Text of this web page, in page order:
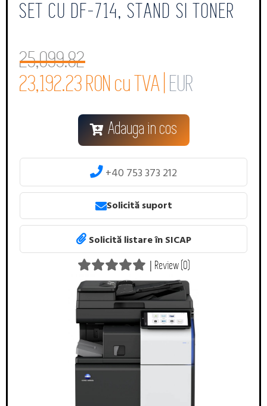
SET CU DF-714, STAND SI TONER
25,099.82
23,192.23 RON cu TVA | EUR
Adauga in cos
+40 753 373 212
Solicită suport
Solicită listare în SICAP
| Review (0)